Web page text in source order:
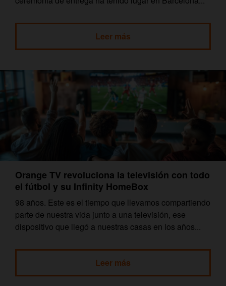
Leer más
Orange TV revoluciona la televisión con todo
el fútbol y su Infinity HomeBox
98 años. Este es el tiempo que llevamos compartiendo
parte de nuestra vida junto a una televisión, ese
dispositivo que llegó a nuestras casas en los años...
Leer más